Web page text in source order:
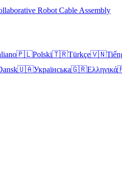
Robot Cable Assembly
🇵🇱Polski🇹🇷Türkçe🇻🇳
🇺🇦Українська🇬🇷Ελληνικά